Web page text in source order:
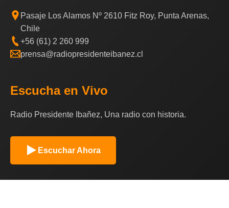
Pasaje Los Alamos Nº 2610 Fitz Roy, Punta Arenas,
Chile
+56 (61) 2 260 999
prensa@radiopresidenteibanez.cl
Escucha en Vivo
Radio Presidente Ibañez, Una radio con historia.
Escuchar Ahora